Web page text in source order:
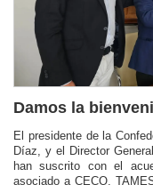
Damos la
El presidente de la
Díaz, y el Director
han suscrito con el
asociado a CECO.